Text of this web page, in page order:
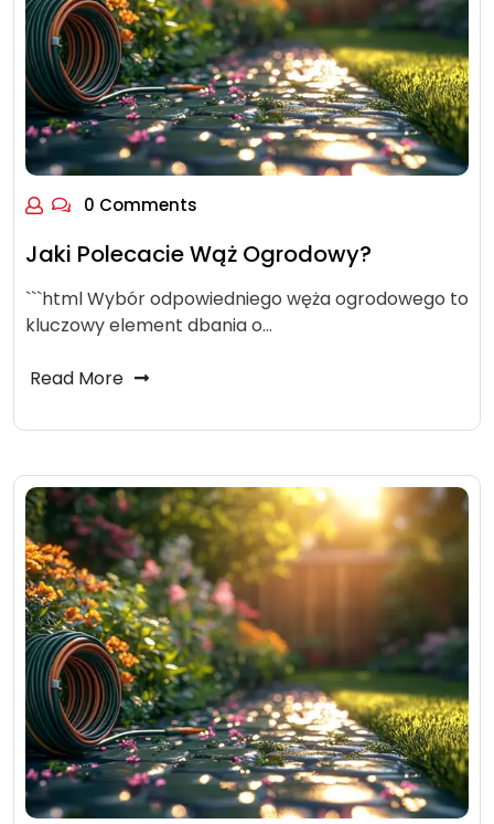
0 Comments
Jaki Polecacie Wąż Ogrodowy?
```html Wybór odpowiedniego węża ogrodowego to
kluczowy element dbania o…
Read More